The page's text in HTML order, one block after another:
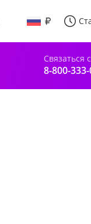
Связаться
8-800-